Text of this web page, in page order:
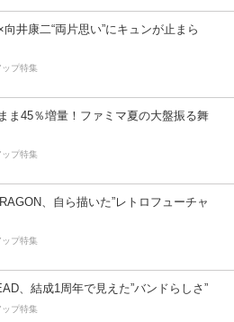
井康二“両片思い”にキュンが止まら
ップ特集
ま45％増量！ファミマ夏の大盤振る舞
ップ特集
、自ら描いた”レトロフューチャ
ップ特集
、結成1周年で見えた”バンドらしさ”
ップ特集